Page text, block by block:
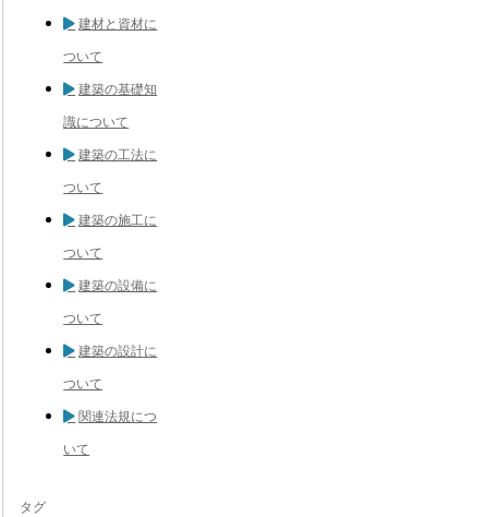
建材と資材に
ついて
建築の基礎知
識について
建築の工法に
ついて
建築の施工に
ついて
建築の設備に
ついて
建築の設計に
ついて
関連法規につ
いて
タグ